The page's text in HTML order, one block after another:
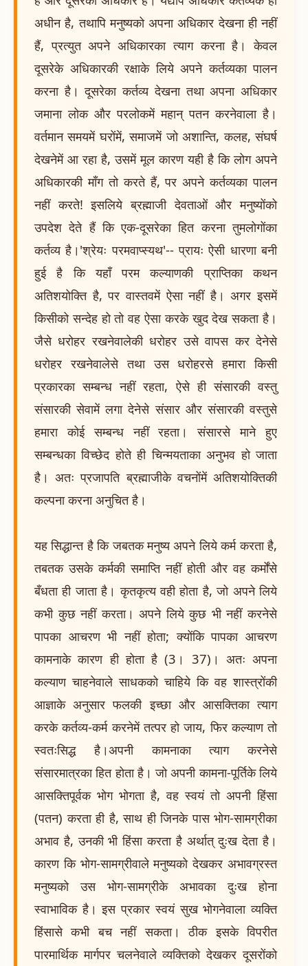
अधीन है, तथापि मनुष्यको अपना अधिकार देखना ही नहीं
हैं, प्रत्युत अपने अधिकारका त्याग करना है। केवल
दूसरेके अधिकारकी रक्षाके लिये अपने कर्तव्यका पालन
करना है। दूसरेका कर्तव्य देखना तथा अपना अधिकार
जमाना लोक और परलोकमें महान् पतन करनेवाला है।
वर्तमान समयमें घरोंमें, समाजमें जो अशान्ति, कलह, संघर्ष
देखनेमें आ रहा है, उसमें मूल कारण यही है कि लोग अपने
अधिकारकी माँग तो करते हैं, पर अपने कर्तव्यका पालन
नहीं करते! इसलिये ब्रह्माजी देवताओं और मनुष्योंको
उपदेश देते हैं कि एक-दूसरेका हित करना तुमलोगोंका
कर्तव्य है।'श्रेयः परमवाप्स्यथ'-- प्रायः ऐसी धारणा बनी
हुई है कि यहाँ परम कल्याणकी प्राप्तिका कथन
अतिशयोक्ति है, पर वास्तवमें ऐसा नहीं है। अगर इसमें
किसीको सन्देह हो तो वह ऐसा करके खुद देख सकता है।
जैसे धरोहर रखनेवालेकी धरोहर उसे वापस कर देनेसे
धरोहर रखनेवालेसे तथा उस धरोहरसे हमारा किसी
प्रकारका सम्बन्ध नहीं रहता, ऐसे ही संसारकी वस्तु
संसारकी सेवामें लगा देनेसे संसार और संसारकी वस्तुसे
हमारा कोई सम्बन्ध नहीं रहता। संसारसे माने हुए
सम्बन्धका विच्छेद होते ही चिन्मयताका अनुभव हो जाता
है। अतः प्रजापति ब्रह्माजीके वचनोंमें अतिशयोक्तिकी
कल्पना करना अनुचित है।
यह सिद्धान्त है कि जबतक मनुष्य अपने लिये कर्म करता है,
तबतक उसके कर्मकी समाप्ति नहीं होती और वह कर्मोंसे
बँधता ही जाता है। कृतकृत्य वही होता है, जो अपने लिये
कभी कुछ नहीं करता। अपने लिये कुछ भी नहीं करनेसे
पापका आचरण भी नहीं होता; क्योंकि पापका आचरण
कामनाके कारण ही होता है (3। 37)। अतः अपना
कल्याण चाहनेवाले साधकको चाहिये कि वह शास्त्रोंकी
आज्ञाके अनुसार फलकी इच्छा और आसक्तिका त्याग
करके कर्तव्य-कर्म करनेमें तत्पर हो जाय, फिर कल्याण तो
स्वतःसिद्ध है।अपनी कामनाका त्याग करनेसे
संसारमात्रका हित होता है। जो अपनी कामना-पूर्तिके लिये
आसक्तिपूर्वक भोग भोगता है, वह स्वयं तो अपनी हिंसा
(पतन) करता ही है, साथ ही जिनके पास भोग-सामग्रीका
अभाव है, उनकी भी हिंसा करता है अर्थात् दुःख देता है।
कारण कि भोग-सामग्रीवाले मनुष्यको देखकर अभावग्रस्त
मनुष्यको उस भोग-सामग्रीके अभावका दुःख होना
स्वाभाविक है। इस प्रकार स्वयं सुख भोगनेवाला व्यक्ति
हिंसासे कभी बच नहीं सकता। ठीक इसके विपरीत
पारमार्थिक मार्गपर चलनेवाले व्यक्तिको देखकर दूसरोंको